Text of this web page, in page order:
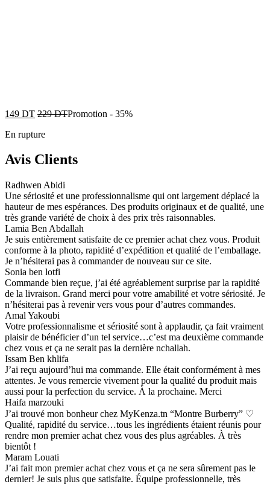
149 DT 229DTPromotion - 35%
En rupture
Avis Clients
Radhwen Abidi
Une sériosité et une professionnalisme qui ont largement déplacé la
hauteur de mes espérances. Des produits originaux et de qualité, une
très grande variété de choix à des prix très raisonnables.
Lamia Ben Abdallah
Je suis entièrement satisfaite de ce premier achat chez vous. Produit
conforme à la photo, rapidité d’expédition et qualité de l’emballage.
Je n’hésiterai pas à commander de nouveau sur ce site.
Sonia ben lotfi
Commande bien reçue, j’ai été agréablement surprise par la rapidité
de la livraison. Grand merci pour votre amabilité et votre sériosité. Je
n’hésiterai pas à revenir vers vous pour d’autres commandes.
Amal Yakoubi
Votre professionnalisme et sériosité sont à applaudir, ça fait vraiment
plaisir de bénéficier d’un tel service…c’est ma deuxième commande
chez vous et ça ne serait pas la dernière nchallah.
Issam Ben khlifa
J’ai reçu aujourd’hui ma commande. Elle était conformément à mes
attentes. Je vous remercie vivement pour la qualité du produit mais
aussi pour la perfection du service. À la prochaine. Merci
Haifa marzouki
J’ai trouvé mon bonheur chez MyKenza.tn “Montre Burberry” ♡
Qualité, rapidité du service…tous les ingrédients étaient réunis pour
rendre mon premier achat chez vous des plus agréables. À très
bientôt !
Maram Louati
J’ai fait mon premier achat chez vous et ça ne sera sûrement pas le
dernier! Je suis plus que satisfaite. Équipe professionnelle, très